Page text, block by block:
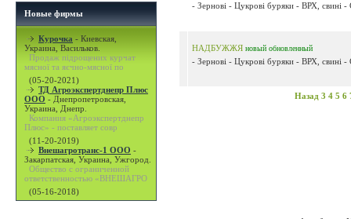
Новые фирмы
Курочка - Киевская,
Украина, Васильков.
Продаж підрощених курчат
мясної та яєчно-мясної по
(05-20-2021)
ТД Агроэкспертднепр Плюс
ООО - Днепропетровская,
Украина, Днепр.
Компания «Агроэкспертднепр
Плюс» - поставляет совр
(11-20-2019)
Внешагротранс-1 ООО -
Закарпатская, Украина, Ужгород.
Общество с ограниченной
ответственностью «ВНЕШАГРО
(05-16-2018)
- Зернові - Цукрові буряки - ВРХ, свині
НАДБУЖЖЯ новый обновленный
- Зернові - Цукрові буряки - ВРХ, свині
Назад 3 4 5 6